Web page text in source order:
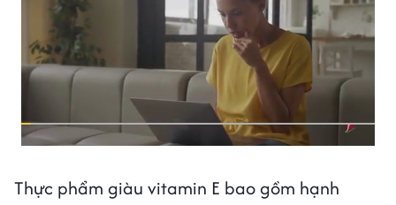
Thực phẩm giàu vitamin E bao gồm hạnh